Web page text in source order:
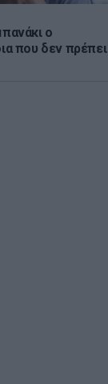
ο
που δεν πρέπει